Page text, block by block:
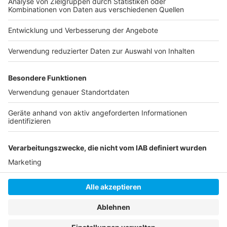
Düsseldorfer Arbeitgebertag
Erster Düsseldorfer Schule/Wirtschaft-Preis verliehen
Düsseldorfer Förderschulen
Anzeige
Anzeige